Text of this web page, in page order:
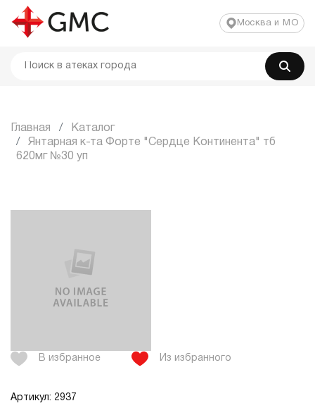
Москва и МО
Главная
Каталог
Янтарная к-та Форте "Сердце Континента" тб
620мг №30 уп
В избранное Из избранного
Артикул: 2937